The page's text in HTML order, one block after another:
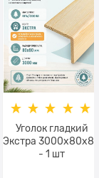
Уголок гладкий
Экстра
- 1 шт